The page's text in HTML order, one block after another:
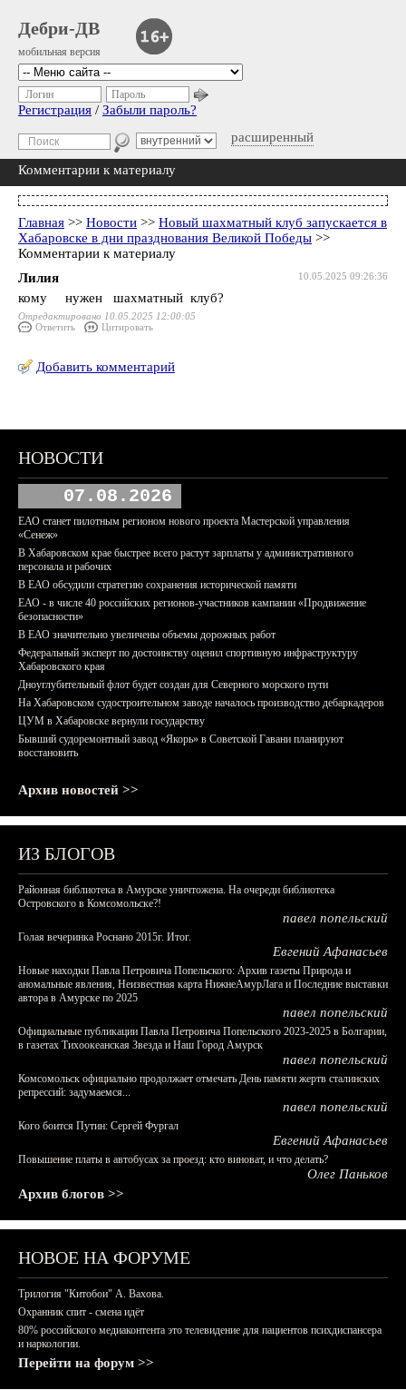
Дебри-ДВ
мобильная версия
расширенный
Логин Пароль
Регистрация / Забыли пароль?
Комментарии к материалу
Главная >> Новости >> Новый шахматный клуб запускается в
Хабаровске в дни празднования Великой Победы >>
Комментарии к материалу
10.05.2025 09:26:36
Лилия
кому нужен шахматный клуб?
Отредактировано 10.05.2025 12:00:05
Ответить
Цитировать
Добавить комментарий
НОВОСТИ
07.08.2026
ЕАО станет пилотным регионом нового проекта Мастерской управления
«Сенеж»
В Хабаровском крае быстрее всего растут зарплаты у административного
персонала и рабочих
В ЕАО обсудили стратегию сохранения исторической памяти
ЕАО - в числе 40 российских регионов-участников кампании «Продвижение
безопасности»
В ЕАО значительно увеличены объемы дорожных работ
Федеральный эксперт по достоинству оценил спортивную инфраструктуру
Хабаровского края
Дноуглубительный флот будет создан для Северного морского пути
На Хабаровском судостроительном заводе началось производство дебаркадеров
ЦУМ в Хабаровске вернули государству
Бывший судоремонтный завод «Якорь» в Советской Гавани планируют
восстановить
Архив новостей >>
ИЗ БЛОГОВ
Районная библиотека в Амурске уничтожена. На очереди библиотека
Островского в Комсомольске?!
павел попельский
Голая вечеринка Роснано 2015г. Итог.
Евгений Афанасьев
Новые находки Павла Петровича Попельского: Архив газеты Природа и
аномальные явления, Неизвестная карта НижнеАмурЛага и Последние выставки
автора в Амурске по 2025
павел попельский
Официальные публикации Павла Петровича Попельского 2023-2025 в Болгарии,
в газетах Тихоокеанская Звезда и Наш Город Амурск
павел попельский
Комсомольск официально продолжает отмечать День памяти жертв сталинских
репрессий: задумаемся...
павел попельский
Кого боится Путин: Сергей Фургал
Евгений Афанасьев
Повышение платы в автобусах за проезд: кто виноват, и что делать?
Олег Паньков
Архив блогов >>
НОВОЕ НА ФОРУМЕ
Трилогия "Китобои" А. Вахова.
Охранник спит - смена идёт
80% российского медиаконтента это телевидение для пациентов психдиспансера
и наркологии.
Перейти на форум >>